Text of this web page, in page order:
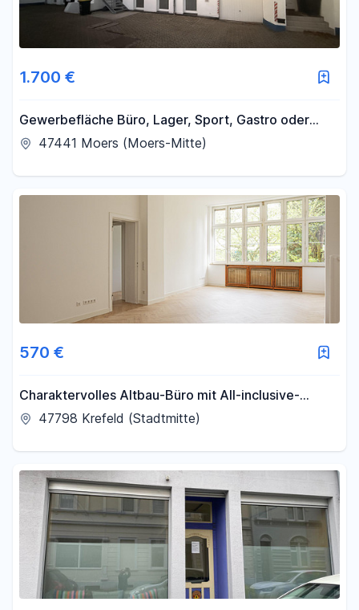
1.700 €
Gewerbefläche Büro, Lager, Sport, Gastro oder
Praxis47441 Moers (Moers-Mitte)
570 €
Charaktervolles Altbau-Büro mit All-inclusive-
Service in Bürogemeinschaft
47798 Krefeld (Stadtmitte)